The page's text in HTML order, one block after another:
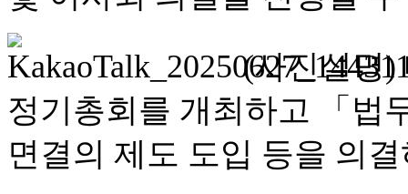
(사진설명)
정기총회를 개최하고 「법
면결의 제도 도입 등을 의